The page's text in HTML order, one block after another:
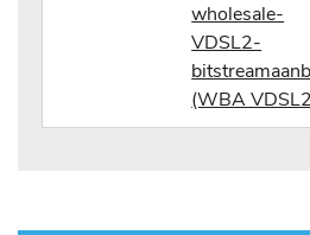
wholesale-
VDSL2-
(WBA